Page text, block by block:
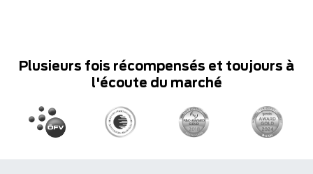
Plusieurs fois récompensés et toujours à
l'écoute du marché